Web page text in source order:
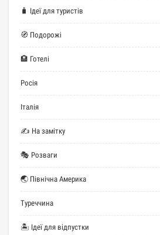
🧳 Ідеї для туристів
🧭 Подорожі
🏨 Готелі
Росія
Італія
✍ На замітку
🎭 Розваги
🌏 Північна Америка
Туреччина
🏝 Ідеї для відпустки